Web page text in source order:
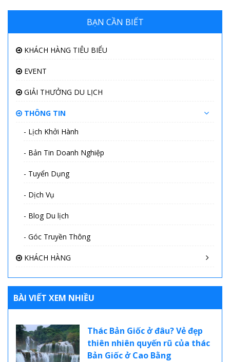
BẠN CẦN BIẾT
KHÁCH HÀNG TIÊU BIỂU
EVENT
GIẢI THƯỞNG DU LỊCH
THÔNG TIN
- Lịch Khởi Hành
- Bản Tin Doanh Nghiệp
- Tuyển Dụng
- Dịch Vụ
- Blog Du lịch
- Góc Truyền Thông
KHÁCH HÀNG
BÀI VIẾT XEM NHIỀU
Thác Bản Giốc ở đâu? Vẻ đẹp
thiên nhiên quyến rũ của thác
Bản Giốc ở Cao Bằng